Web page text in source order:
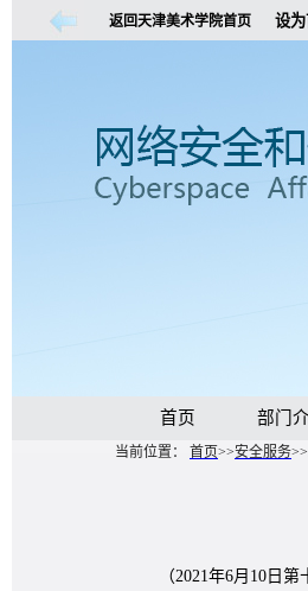
返回天津美术学院首页 设
首页 部门
当前位置： 首页>>安全服务>>
（2021年6月10日